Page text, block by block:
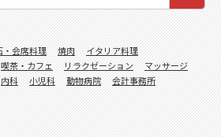
・会席料理 焼肉
イタリア料理
喫茶・カフェ リラクゼーション
マッサージ
内科 小児科 動物病院
会計事務所